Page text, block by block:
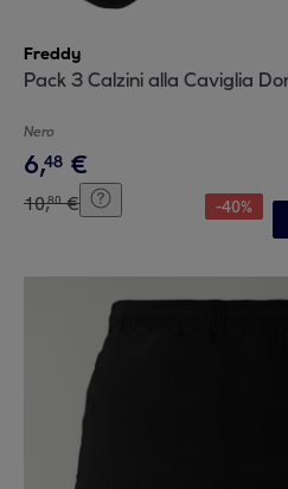
Freddy
Pack 3 Calzini alla Caviglia
Nero
6,48 €
10,80 € -40%